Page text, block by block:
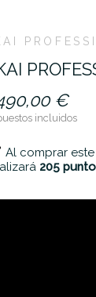
€
incluidos
Al comprar
205